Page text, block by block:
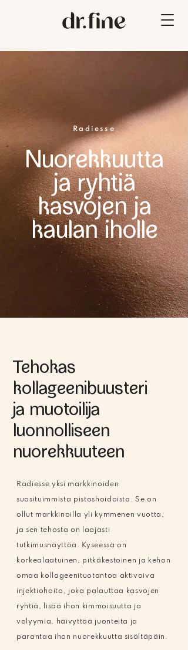
Radiesse
Nuorekkuutta
ja rhtiä
kasvojen ja
kaulan iholle
Tehokas
kollageenibuusteri
ja muotoilija
luonnolliseen
nuorekkuuteen
Radiesse yksi markkinoiden
suosituimmista pistoshoidoista. Se on
ollut markkinoilla yli kymmenen vuotta,
ja sen tehosta on laajasti
tutkimusnäyttöä. Kyseessä on
korkealaatuinen, pitkäkestoinen ja kehon
omaa kollageenituotantoa aktivoiva
injektiohoito, joka palauttaa kasvojen
ryhtiä, lisää ihon kimmoisuutta ja
volyymia, häivyttää juonteita ja
parantaa ihon nuorekkuutta sisältäpäin.